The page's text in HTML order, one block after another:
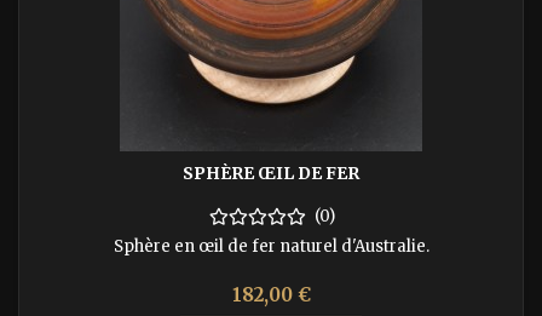
SPHÈRE ŒIL DE FER
(0)
Sphère en œil de fer naturel d'Australie.
Prix
182,00 €